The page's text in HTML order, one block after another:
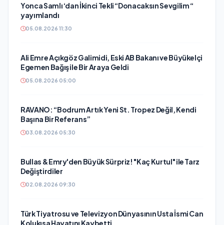
Yonca Samlı ‘dan İkinci Tekli “Donacaksın Sevgilim “
yayımlandı
05.08.2026 11:30
Ali Emre Açıkgöz Galimidi, Eski AB Bakanı ve Büyükelçi
Egemen Bağış ile Bir Araya Geldi
05.08.2026 05:00
RAVANO: “Bodrum Artık Yeni St. Tropez Değil, Kendi
Başına Bir Referans”
03.08.2026 05:30
Bullas & Emry'den Büyük Sürpriz! "Kaç Kurtul" ile Tarz
Değiştirdiler
02.08.2026 09:30
Türk Tiyatrosu ve Televizyon Dünyasının Usta İsmi Can
Kolukısa Hayatını Kaybetti